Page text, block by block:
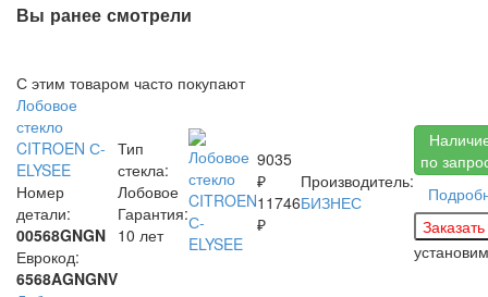
Вы ранее смотрели
С этим товаром часто покупают
Лобовое
стекло
CITROEN С-
ELYSEE
Номер
детали:
00568GNGN
Еврокод:
6568AGNGNV
Тип
стекла:
Лобовое
Гарантия:
10 лет
9035
₽
11746
₽
Производитель:
БИЗНЕС
по